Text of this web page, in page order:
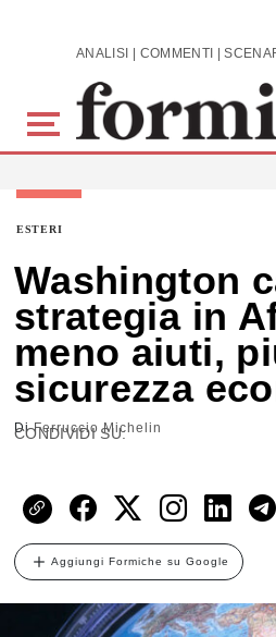
Skip to main content
ESTERI
Washington
strategia in
meno aiuti,
sicurezza
DiFerruccio Michelin
CONDIVIDI SU:
Aggiungi Formiche su Google